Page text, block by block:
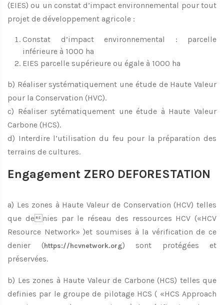
(EIES) ou un constat d’impact environnemental pour tout
projet de développement agricole :
Constat d’impact environnemental : parcelle
inférieure à 1000 ha
EIES parcelle supérieure ou égale à 1000 ha
b) Réaliser systématiquement une étude de Haute Valeur
pour la Conservation (HVC).
c) Réaliser sytématiquement une étude à Haute Valeur
Carbone (HCS).
d) Interdire l’utilisation du feu pour la préparation des
terrains de cultures.
Engagement ZERO DEFORESTATION
a) Les zones à Haute Valeur de Conservation (HCV) telles
que denies par le réseau des ressources HCV («HCV
Resource Network» )et soumises à la vérification de ce
denier (https://hcvnetwork.org) sont protégées et
préservées.
b) Les zones à Haute Valeur de Carbone (HCS) telles que
definies par le groupe de pilotage HCS ( «HCS Approach